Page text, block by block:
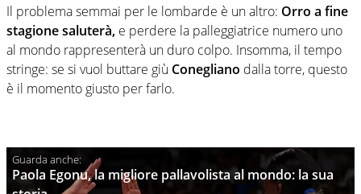
Il problema semmai per le lombarde è un altro: Orro a fine
stagione saluterà, e perdere la palleggiatrice numero uno
al mondo rappresenterà un duro colpo. Insomma, il tempo
stringe: se si vuol buttare giù Conegliano dalla torre, questo
è il momento giusto per farlo.
Paola Egonu, la migliore pallavolista al mondo: la sua